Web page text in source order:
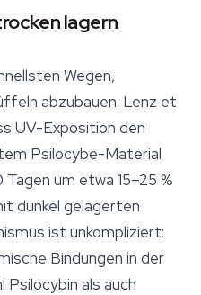
lagern
Wegen,
abzubauen. Lenz et
UV-Exposition den
Psilocybe-Material
um etwa 15–25 %
dunkel gelagerten
ist unkompliziert:
Bindungen in der
Psilocybin als auch